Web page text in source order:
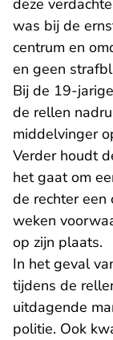
deze
was bij de
centrum en
en geen
Bij de 19-
de rellen
middelvinger
Verder houdt
het gaat om
de rechter
weken
op zijn plaats.
In het geval
tijdens de
uitdagende
politie. Ook